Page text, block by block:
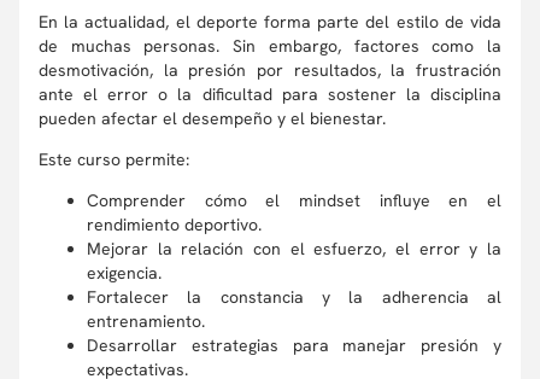
En la actualidad, el deporte forma parte del estilo de vida
de muchas personas. Sin embargo, factores como la
desmotivación, la presión por resultados, la frustración
ante el error o la dificultad para sostener la disciplina
pueden afectar el desempeño y el bienestar.
Este curso permite:
Comprender cómo el mindset influye en el
rendimiento deportivo.
Mejorar la relación con el esfuerzo, el error y la
exigencia.
Fortalecer la constancia y la adherencia al
entrenamiento.
Desarrollar estrategias para manejar presión y
expectativas.